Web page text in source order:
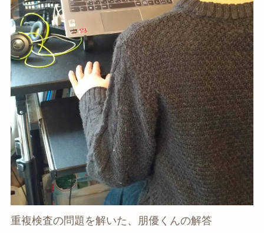
重複検査の問題を解いた、朋優くんの解答